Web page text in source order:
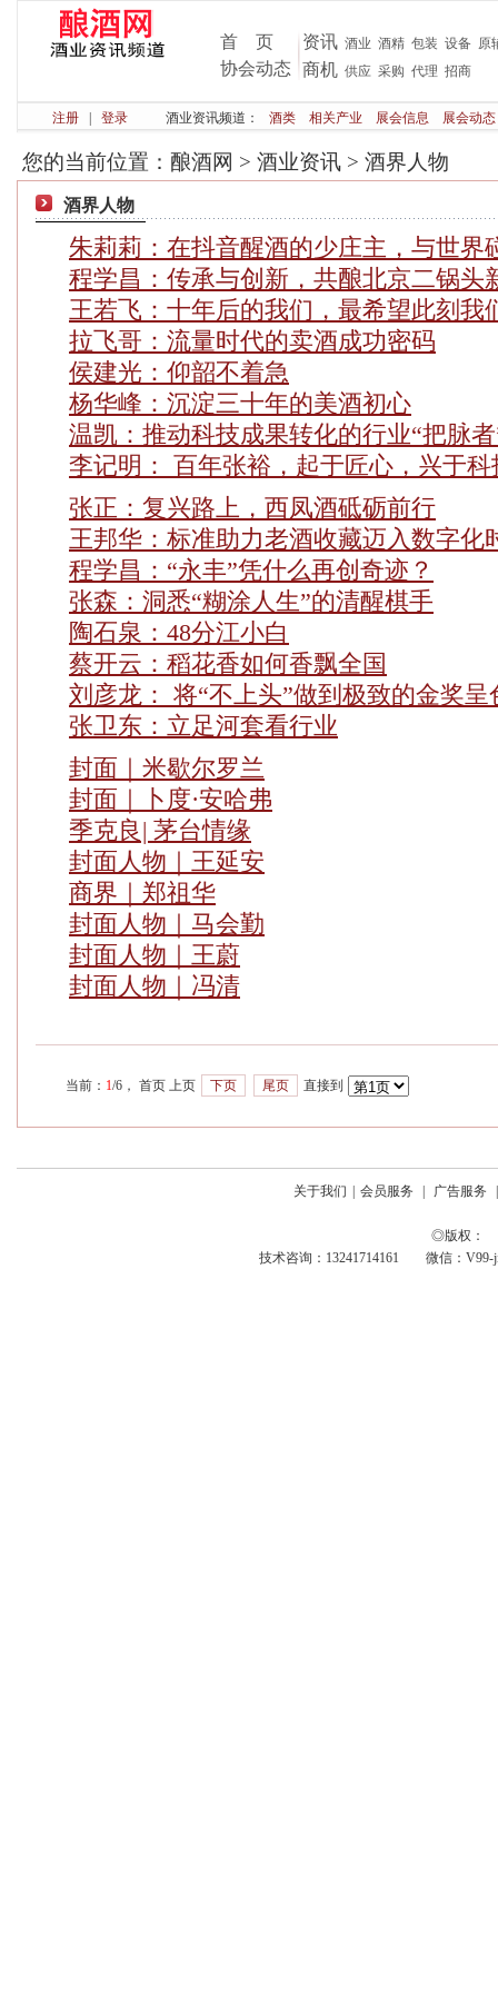
首 页
协会动态
资讯 酒业 酒精 包装 设备 原
商机 供应 采购 代理 招商
注册 登录 酒业资讯频道： 酒类 相关产业 展会信息 展会动态
您的当前位置： 酿酒网 > 酒业资讯 > 酒界人物
酒界人物
朱莉莉：在抖音醒酒的少庄主，与世界
程学昌：传承与创新，共酿北京二锅头
王若飞：十年后的我们，最希望此刻我
拉飞哥：流量时代的卖酒成功密码
侯建光：仰韶不着急
杨华峰：沉淀三十年的美酒初心
温凯：推动科技成果转化的行业“把脉
李记明： 百年张裕，起于匠心，兴于科
张正：复兴路上，西凤酒砥砺前行
王邦华：标准助力老酒收藏迈入数字化
程学昌：“永丰”凭什么再创奇迹？
张森：洞悉“糊涂人生”的清醒棋手
陶石泉：48分江小白
蔡开云：稻花香如何香飘全国
刘彦龙： 将“不上头”做到极致的金奖呈
张卫东：立足河套看行业
封面｜米歇尔罗兰
封面｜卜度·安哈弗
季克良| 茅台情缘
封面人物｜王延安
商界｜郑祖华
封面人物｜马会勤
封面人物｜王蔚
封面人物｜冯清
当前： 1/6， 首页 上页 下页 尾页 直接到
关于我们 会员服务 广告服务
◎版权：
技术咨询：13241714161 微信：V99-